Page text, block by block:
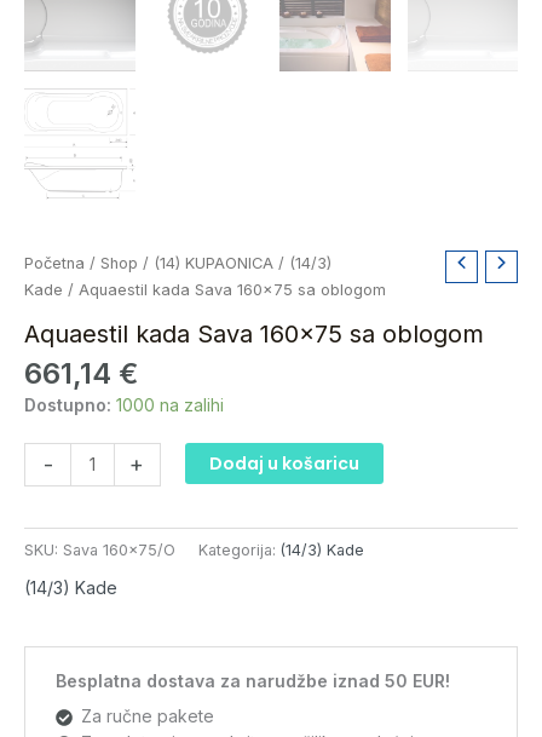
Početna / Shop / (14) KUPAONICA / (14/3)
Kade / Aquaestil kada Sava 160×75 sa oblogom
Aquaestil kada Sava 160×75 sa oblogom
661,14 €
Dostupno: 1000 na zalihi
-
Aquaestil
kada
160x75
sa
oblogom
količina
+ Dodaj u košaricu
SKU: Sava 160x75/O Kategorija: (14/3) Kade
(14/3) Kade
Besplatna dostava za narudžbe iznad 50 EUR!
Za ručne pakete